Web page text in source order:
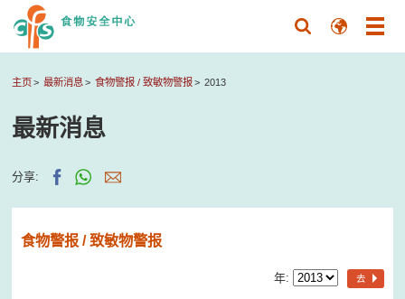
主页 最新消息 食物警报 / 致敏物警报 2013
最新消息
分享:
食物警报 / 致敏物警报
年: 去